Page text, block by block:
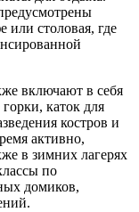
или столовая, где
включают в себя
каток для
костров и
активно,
в зимних лагерях
по
домиков,